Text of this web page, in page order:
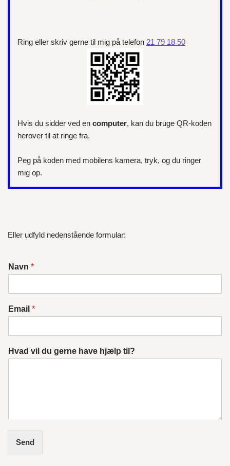
Ring eller skriv gerne til mig på telefon 21 79 18 50
Hvis du sidder ved en computer, kan du bruge QR-koden
herover til at ringe fra.
Peg på koden med mobilens kamera, tryk, og du ringer
mig op.
Eller udfyld nedenstående formular:
Navn *
Email *
Hvad vil du gerne have hjælp til?
Send